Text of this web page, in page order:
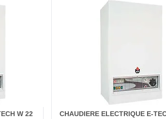
W 22
CHAUDIERE ELECTRIQUE E-